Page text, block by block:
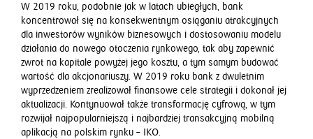
W 2019 roku, podobnie jak w latach ubiegłych, bank
koncentrował się na konsekwentnym osiąganiu atrakcyjnych
dla inwestorów wyników biznesowych i dostosowaniu modelu
działania do nowego otoczenia rynkowego, tak aby zapewnić
zwrot na kapitale powyżej jego kosztu, a tym samym budować
wartość dla akcjonariuszy. W 2019 roku bank z dwuletnim
wyprzedzeniem zrealizował finansowe cele strategii i dokonał jej
aktualizacji. Kontynuował także transformację cyfrową, w tym
rozwijał najpopularniejszą i najbardziej transakcyjną mobilną
aplikacją na polskim rynku – IKO.